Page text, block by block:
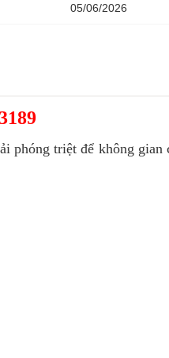
05/06/2026
phóng triệt để không gian